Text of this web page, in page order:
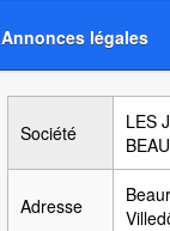
Annonces légales
Société
LES
Adresse